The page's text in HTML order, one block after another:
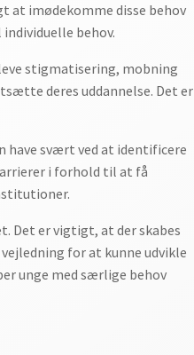
at imødekomme disse behov
behov.
stigmatisering, mobning
deres uddannelse. Det er
have svært ved at identificere
i forhold til at få
Det er vigtigt, at der skabes
for at kunne udvikle
unge med særlige behov